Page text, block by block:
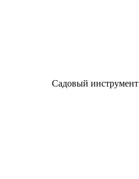
Садовый инструмент